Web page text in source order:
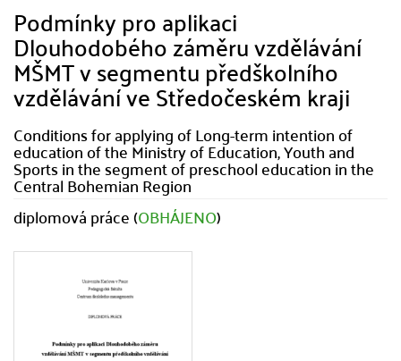
Podmínky pro aplikaci
Dlouhodobého záměru vzdělávání
MŠMT v segmentu předškolního
vzdělávání ve Středočeském kraji
Conditions for applying of Long-term intention of
education of the Ministry of Education, Youth and
Sports in the segment of preschool education in the
Central Bohemian Region
diplomová práce (OBHÁJENO)